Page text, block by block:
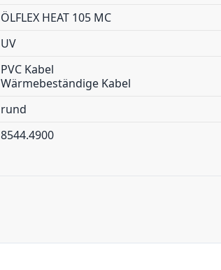
ÖLFLEX HEAT 105 MC
UV
PVC Kabel
Wärmebeständige Kabel
rund
8544.4900